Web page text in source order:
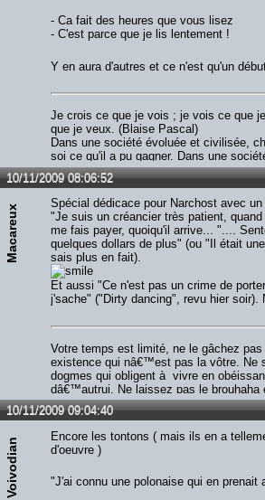
- Ca fait des heures que vous lisez
- C'est parce que je lis lentement !
Y en aura d'autres et ce n'est qu'un
Je crois ce que je vois ; je vois ce que
que je veux. (Blaise Pascal)
Dans une société évoluée et civilisée,
soi ce qu'il a pu gagner. Dans une
monde se retrouve autour du feu pour
on est perdu quelque part, il vaut mieux
primitifs qu'à des civilisés. (Arleston &
10/11/2009 08:06:52
Macareux
Spécial dédicace pour Narchost avec
"Je suis un créancier très patient,
me fais payer, quoiqu'il arrive... "....
quelques dollars de plus" (ou "Il était
sais plus en fait).
Et aussi "Ce n'est pas un crime de
j'sache" ("Dirty dancing", revu hier soir).
Votre temps est limité, ne le gâchez
existence qui nâ€™est pas la vôtre. Ne
dogmes qui obligent à vivre en
dâ€™autrui. Ne laissez pas le brouhaha
voix intérieure. Ayez le courage de
intuition. Lâ€™un et lâ€™autre savent ce
réellement devenir. Le reste est
10/11/2009 09:04:40
Voivodian
Encore les tontons ( mais ils en a
d'oeuvre )
"J'ai connu une polonaise qui en prenait